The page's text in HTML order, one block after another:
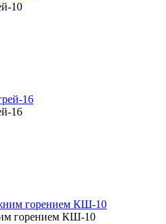
10
16
горением КШ-10